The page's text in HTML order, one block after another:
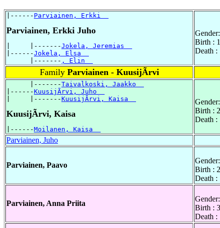
|------ Parviainen, Erkki
Parviainen, Erkki Juho
|     |-------Jokela, Jeremias
|------Jokela, Elsa
      |-------
, Elin
Birth :
Death
Family Parviainen - KuusijÃrvi
      |-------
Taivalkoski, Jaakko
|------KuusijÃrvi, Juho
|     |-------KuusijÃrvi, Kaisa
KuusijÃrvi, Kaisa
|------Moilanen, Kaisa
Birth :
Death :
Parviainen, Juho
Parviainen, Paavo
Birth :
Death :
Parviainen, Anna Priita
Birth :
Death :